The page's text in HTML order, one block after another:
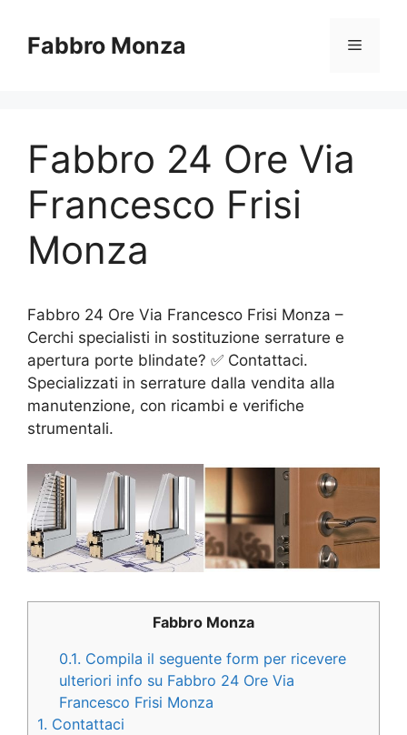
contenuto
Fabbro Monza Menu
Fabbro 24 Ore Via
Francesco Frisi
Monza
Fabbro 24 Ore Via Francesco Frisi Monza –
Cerchi specialisti in sostituzione serrature e
apertura porte blindate? ✅ Contattaci.
Specializzati in serrature dalla vendita alla
manutenzione, con ricambi e verifiche
strumentali.
Fabbro Monza
0.1. Compila il seguente form per ricevere
ulteriori info su Fabbro 24 Ore Via
Francesco Frisi Monza
1. Contattaci